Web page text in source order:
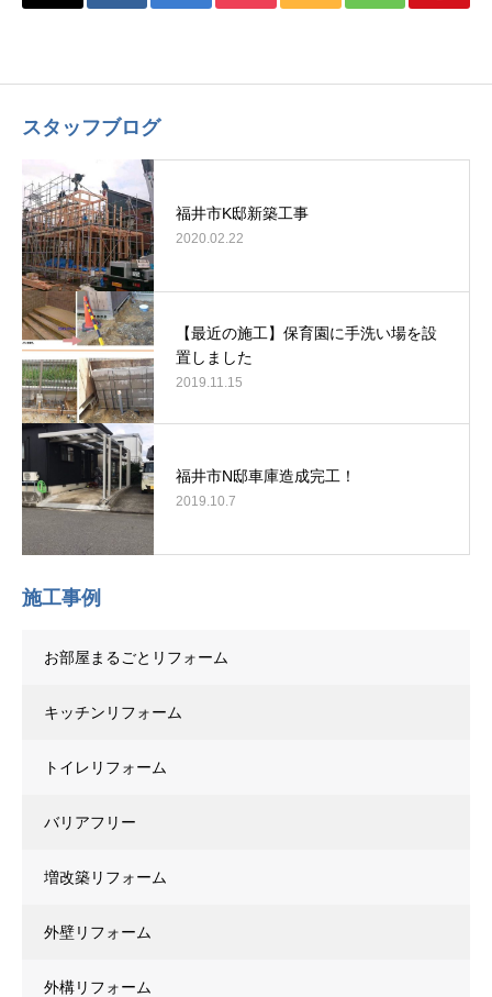
スタッフブログ
福井市K邸新築工事
2020.02.22
【最近の施工】保育園に手洗い場を設
置しました
2019.11.15
福井市N邸車庫造成完工！
2019.10.7
施工事例
お部屋まるごとリフォーム
キッチンリフォーム
トイレリフォーム
バリアフリー
増改築リフォーム
外壁リフォーム
外構リフォーム